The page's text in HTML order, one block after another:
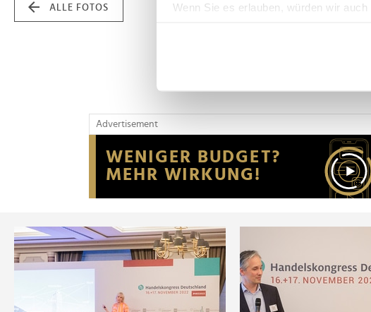
Wenn Sie es erlauben, würden wir auch
Erfahren Sie mehr darüber, wie Ihre
Wir verwenden Cookies, um Inhalte
Website an unsere Partner für soziale
möglicherweise mit weiteren Daten
der Dienste gesammelt haben.
ALLE FOTOS
Advertisement